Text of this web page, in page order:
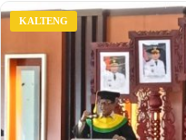
KALTENG